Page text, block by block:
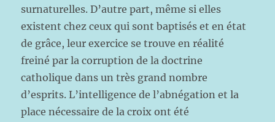
surnaturelles. D’autre part, même si elles
existent chez ceux qui sont baptisés et en état
de grâce, leur exercice se trouve en réalité
freiné par la corruption de la doctrine
catholique dans un très grand nombre
d’esprits. L’intelligence de l’abnégation et la
place nécessaire de la croix ont été